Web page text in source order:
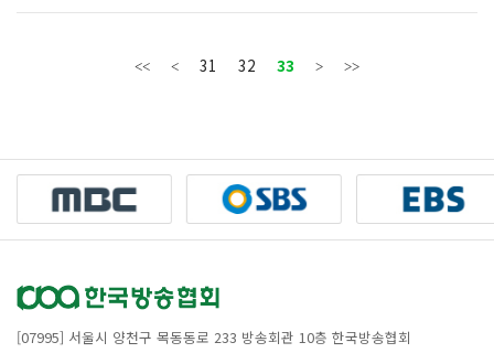
31 32 33
[07995] 서울시 양천구 목동동로 233 방송회관 10층 한국방송협회